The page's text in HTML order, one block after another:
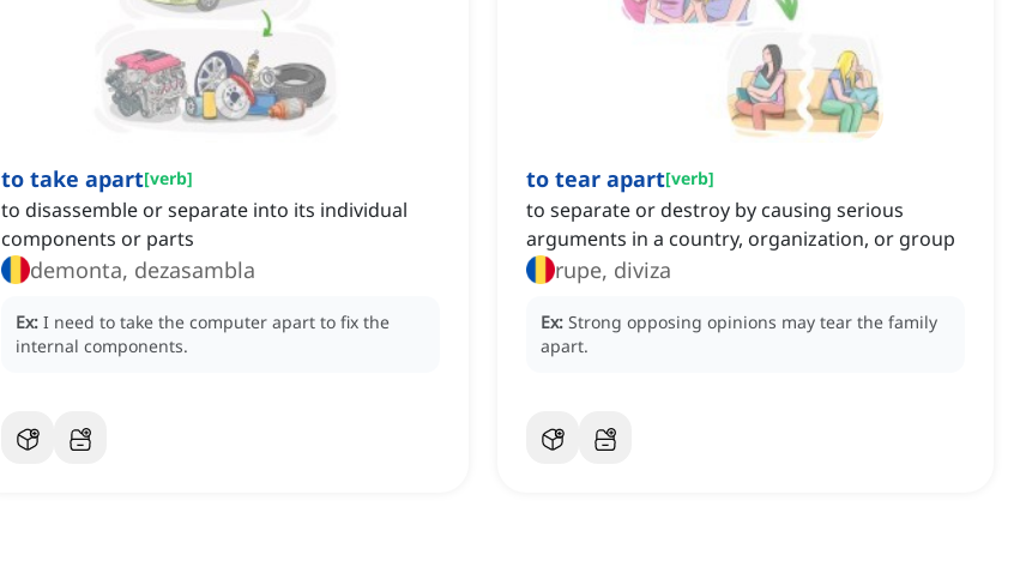
to take apart[verb]
to disassemble or separate into its individual
components or parts
demonta, dezasambla
Ex: I need to take the computer apart to fix the
internal components.
to tear apart[verb]
to separate or destroy by causing serious
arguments in a country, organization, or group
rupe, diviza
Ex: Strong opposing opinions may tear the family
apart.